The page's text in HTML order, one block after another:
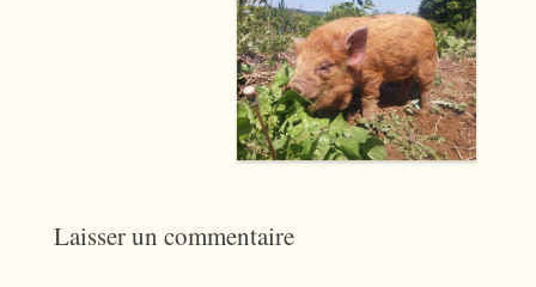
Laisser un commentaire